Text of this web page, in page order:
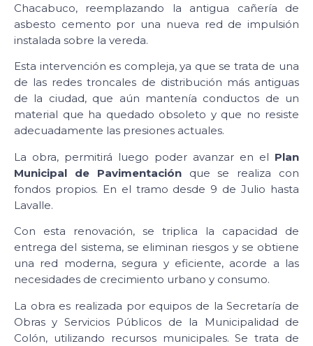
Chacabuco, reemplazando la antigua cañería de
asbesto cemento por una nueva red de impulsión
instalada sobre la vereda.
Esta intervención es compleja, ya que se trata de una
de las redes troncales de distribución más antiguas
de la ciudad, que aún mantenía conductos de un
material que ha quedado obsoleto y que no resiste
adecuadamente las presiones actuales.
La obra, permitirá luego poder avanzar en el Plan
Municipal de Pavimentaciónque se realiza con
fondos propios. En el tramo desde 9 de Julio hasta
Lavalle.
Con esta renovación, se triplica la capacidad de
entrega del sistema, se eliminan riesgos y se obtiene
una red moderna, segura y eficiente, acorde a las
necesidades de crecimiento urbano y consumo.
La obra es realizada por equipos de la Secretaría de
Obras y Servicios Públicos de la Municipalidad de
Colón, utilizando recursos municipales. Se trata de